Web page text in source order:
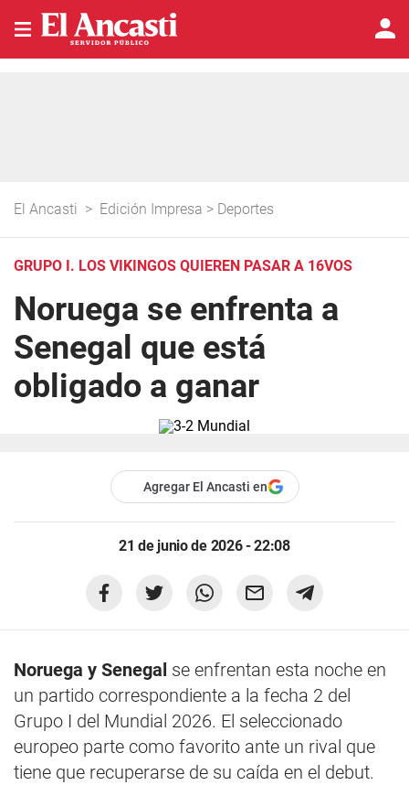
El Ancasti > Edición Impresa > Deportes
GRUPO I. LOS VIKINGOS QUIEREN PASAR A 16VOS
Noruega se enfrenta a
Senegal que está
obligado a ganar
Agregar El Ancasti en
21 de junio de 2026 - 22:08
Noruega y Senegal se enfrentan esta noche en
un partido correspondiente a la fecha 2 del
Grupo I del Mundial 2026. El seleccionado
europeo parte como favorito ante un rival que
tiene que recuperarse de su caída en el debut.